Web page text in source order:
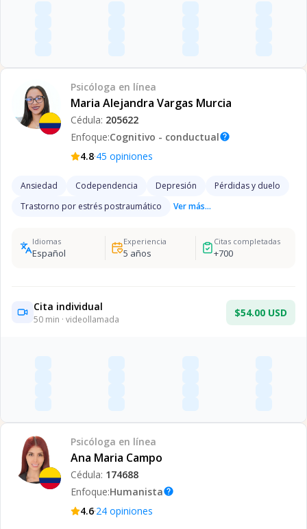
Psicóloga en línea
Maria Alejandra Vargas Murcia
Cédula: 205622
Enfoque:Cognitivo - conductualhelp
4.8·45 opiniones
Ansiedad Codependencia Depresión
Pérdidas y duelo
Trastorno por estrés postraumático
Ver más...
Idiomas
Español
Experiencia
5 años
Citas completadas
+700
Cita individual
50 min · videollamada
$54.00 USD
Psicóloga en línea
Ana Maria Campo
Cédula: 174688
Enfoque:Humanistahelp
4.6·24 opiniones